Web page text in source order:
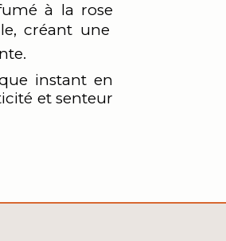
à la rose
créant une
instant en
et senteur